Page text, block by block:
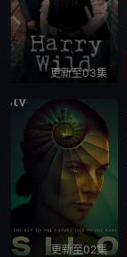
更新至03集
更新至02集